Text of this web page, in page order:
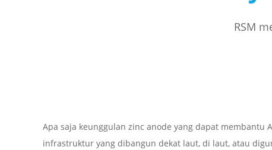
RSM
Apa saja keunggulan zinc anode yang dapat membantu
infrastruktur yang dibangun dekat laut, di laut, atau